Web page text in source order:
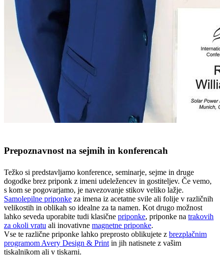
Prepoznavnost na sejmih in konferencah
Težko si predstavljamo konference, seminarje, sejme in druge
dogodke brez priponk z imeni udeležencev in gostiteljev. Če vemo,
s kom se pogovarjamo, je navezovanje stikov veliko lažje.
Samolepilne priponke za imena iz acetatne svile ali folije v različnih
velikostih in oblikah so idealne za ta namen. Kot drugo možnost
lahko seveda uporabite tudi klasične priponke, priponke na trakovih
za okoli vratu ali inovativne magnetne priponke.
Vse te različne priponke lahko preprosto oblikujete z brezplačnim
programom Avery Design & Printin jih natisnete z vašim
tiskalnikom ali v tiskarni.